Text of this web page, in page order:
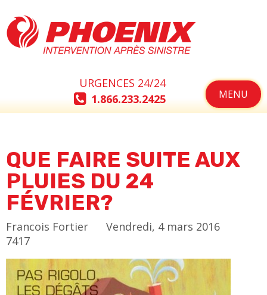
URGENCES 24/24
1.866.233.2425
MENU
QUE FAIRE SUITE AUX
PLUIES DU 24
FÉVRIER?
Francois Fortier
Vendredi, 4 mars 2016
7417